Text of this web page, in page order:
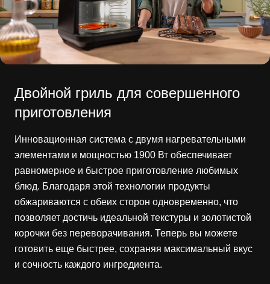
Двойной гриль для совершенного
приготовления
Инновационная система с двумя нагревательными
элементами и мощностью 1900 Вт обеспечивает
равномерное и быстрое приготовление любимых
блюд. Благодаря этой технологии продукты
обжариваются с обеих сторон одновременно, что
позволяет достичь идеальной текстуры и золотистой
корочки без переворачивания. Теперь вы можете
готовить еще быстрее, сохраняя максимальный вкус
и сочность каждого ингредиента.